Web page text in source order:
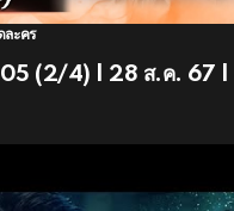
ละคร
(2/4) | 28 ส.ค. 67 |